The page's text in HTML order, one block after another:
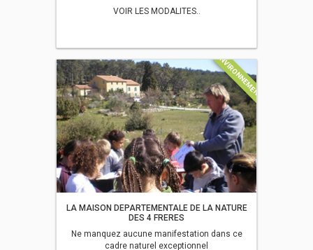
VOIR LES MODALITES..
ENVIRONNEMENT
LA MAISON DEPARTEMENTALE DE LA NATURE
DES 4 FRERES
Ne manquez aucune manifestation dans ce
cadre naturel exceptionnel